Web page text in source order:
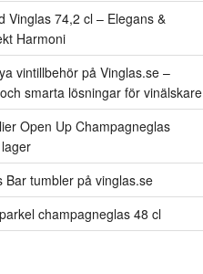
Vinglas 74,2 cl – Elegans &
Harmoni
vintillbehör på Vinglas.se –
smarta lösningar för vinälskare
Open Up Champagneglas
Bar tumbler på vinglas.se
champagneglas 48 cl